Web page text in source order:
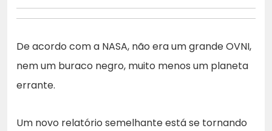
De acordo com a NASA, não era um grande OVNI,
nem um buraco negro, muito menos um planeta
errante.
Um novo relatório semelhante está se tornando